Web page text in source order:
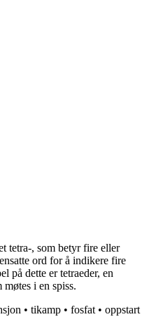
tetra-, som betyr fire eller
ord for å indikere fire
på dette er tetraeder, en
i en spiss.
• tikamp • fosfat • oppstart